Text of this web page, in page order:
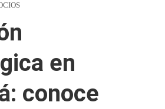
en
conoce